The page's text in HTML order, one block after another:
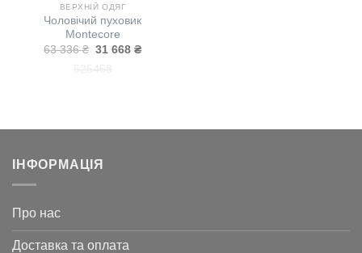
ВЕРХНІЙ ОДЯГ
Чоловічий пуховик
Montecore
63 336₴ Оригінальна
31 668₴Поточна
ІНФОРМАЦІЯ
Про нас
Доставка та оплата